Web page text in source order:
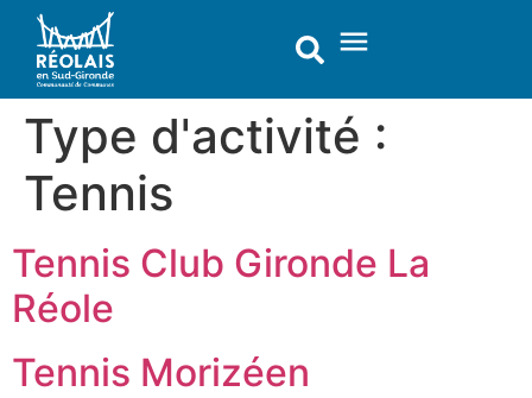
principal
Type d'activité :
Tennis
Tennis Club Gironde La
Réole
Tennis Morizéen